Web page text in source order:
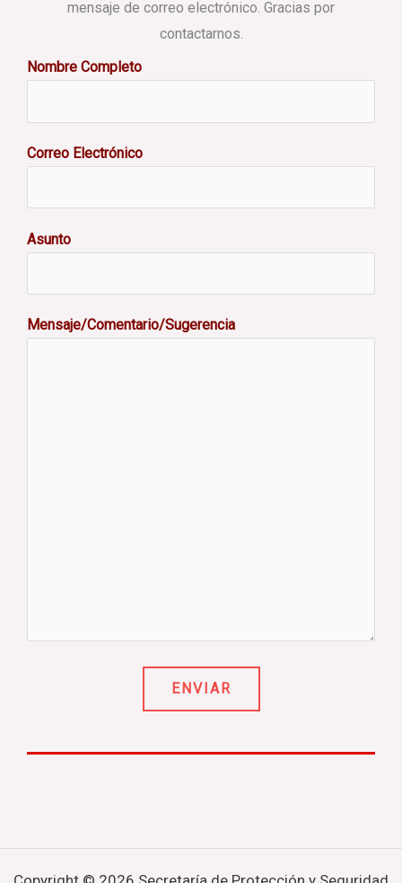
mensaje de correo electrónico. Gracias por
contactarnos.
Nombre Completo
Correo Electrónico
Asunto
Mensaje/Comentario/Sugerencia